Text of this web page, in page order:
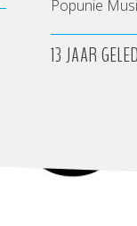
Popunie
13 JAAR